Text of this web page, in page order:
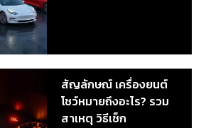
สัญลักษณ์ เครื่องยนต์
โชว์หมายถึงอะไร? รวม
สาเหตุ วิธีเช็ก